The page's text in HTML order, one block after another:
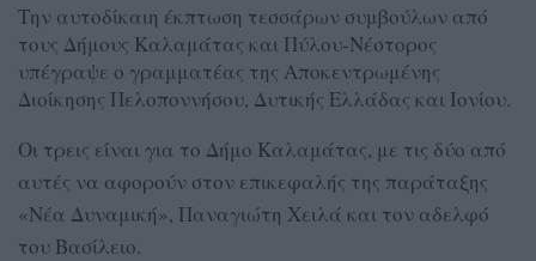
Την αυτοδίκαιη έκπτωση τεσσάρων συμβούλων από
τους Δήμους Καλαμάτας και Πύλου-Νέστορος
υπέγραψε ο γραμματέας της Αποκεντρωμένης
Διοίκησης Πελοποννήσου, Δυτικής Ελλάδας και Ιονίου.
Οι τρεις είναι για το Δήμο Καλαμάτας, με τις δύο από
αυτές να αφορούν στον επικεφαλής της παράταξης
«Νέα Δυναμική», Παναγιώτη Χειλά και τον αδελφό
του Βασίλειο.